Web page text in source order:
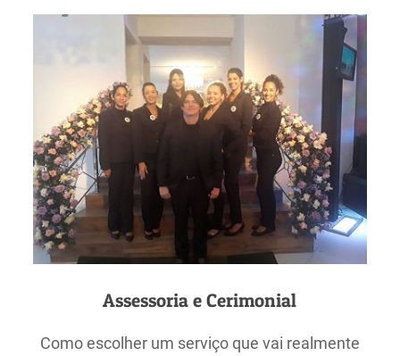
Assessoria e Cerimonial
Como escolher um serviço que vai realmente